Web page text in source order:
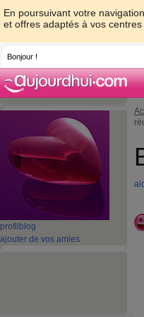
En poursuivant votre
et offres adaptés à vos centres
Bonjour !
profil blog
ajouter de vos amies